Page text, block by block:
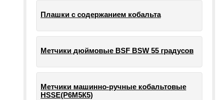
Плашки с содержанием кобальта
Метчики дюймовые BSF BSW 55 градусов
Метчики машинно-ручные кобальтовые
HSSE(Р6М5К5)